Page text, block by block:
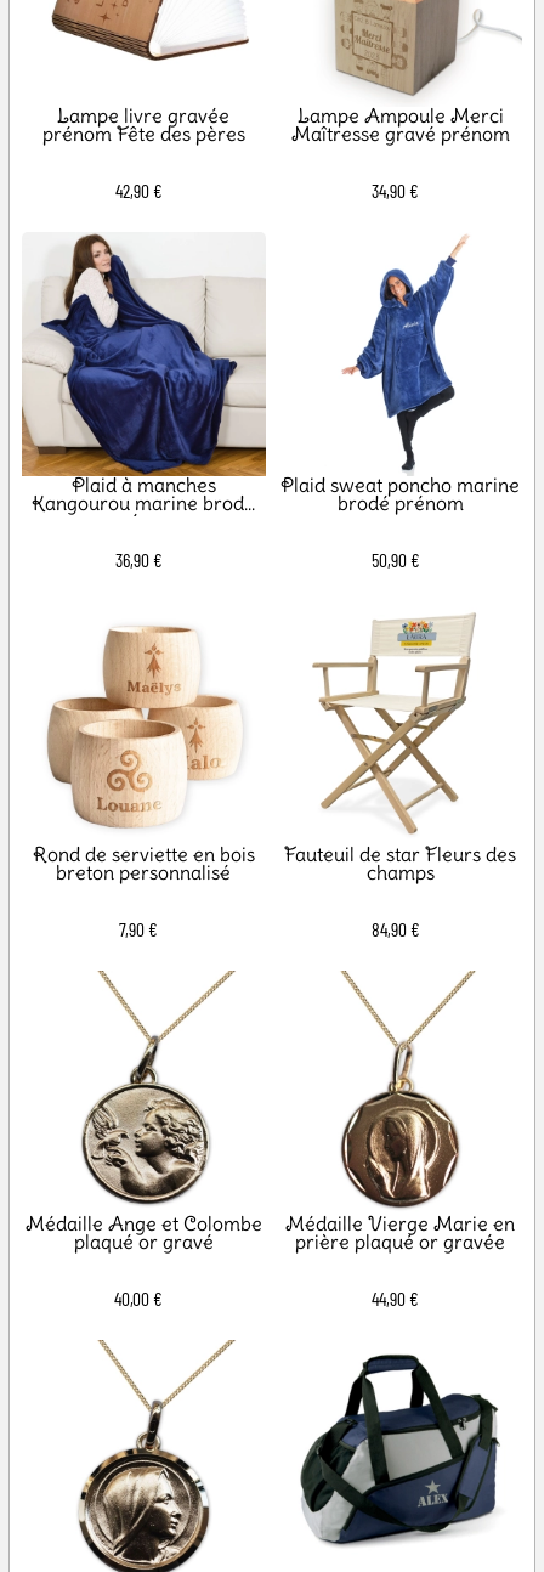
Lampe livre gravée
prénom Fête des pères
42,90 €
Lampe Ampoule Merci
Maîtresse gravé prénom
34,90 €
Plaid à manches
Kangourou marine brodé
prénom
36,90 €
Plaid sweat poncho marine
brodé prénom
50,90 €
Rond de serviette en bois
breton personnalisé
7,90 €
Fauteuil de star Fleurs des
champs
84,90 €
Médaille Ange et Colombe
plaqué or gravé
40,00 €
Médaille Vierge Marie en
prière plaqué or gravée
44,90 €